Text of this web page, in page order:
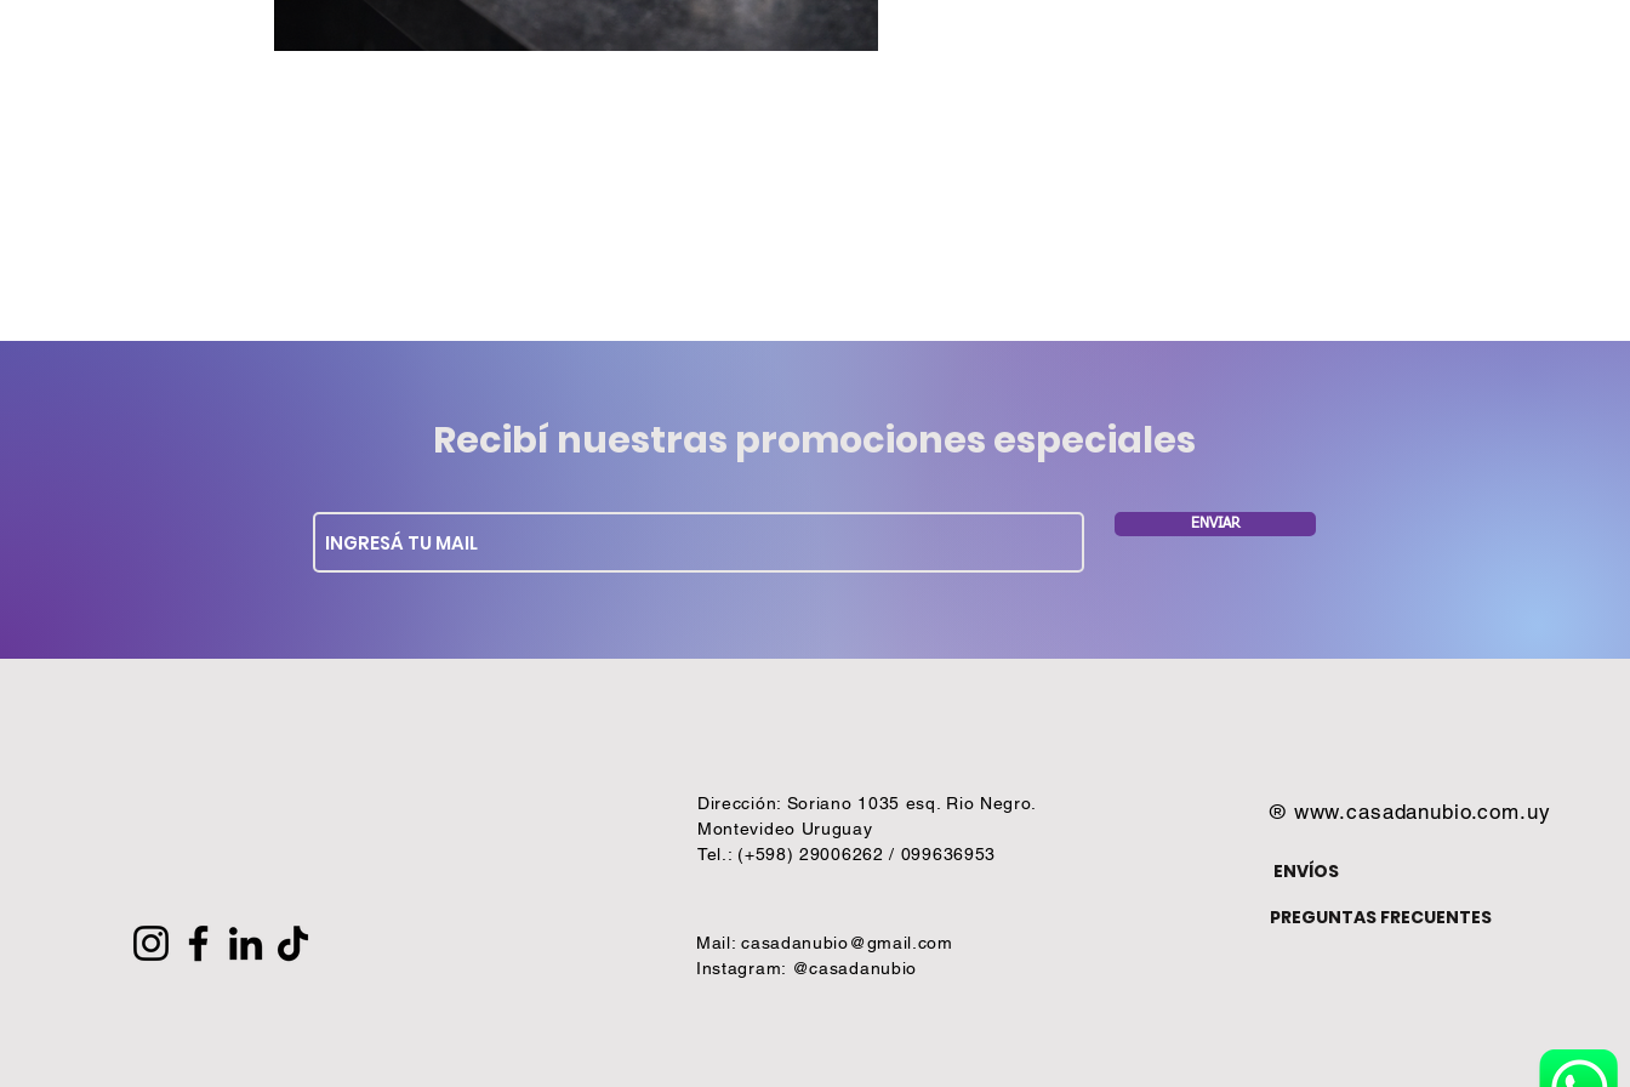
Recibí nuestras promociones especiales
ENVIAR
Dirección: Soriano 1035 esq. Rio Negro.
Montevideo Uruguay
Tel.: (+598) 29006262 / 099636953
Mail:casadanubio@gmail.com
Instagram: @casadanubio
® www.casadanubio.com.uy
ENVÍOS
PREGUNTAS FRECUENTES